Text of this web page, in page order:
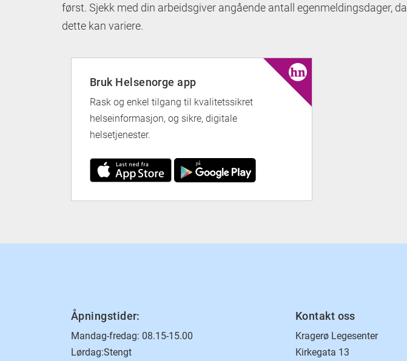
først. Sjekk med din arbeidsgiver angående antall egenmeldingsdager, da
dette kan variere.
Bruk Helsenorge app
Rask og enkel tilgang til kvalitetssikret
helseinformasjon, og sikre, digitale
helsetjenester.
Åpningstider:
Mandag-fredag: 08.15-15.00
Lørdag:Stengt
Kontakt oss
Kragerø Legesenter
Kirkegata 13